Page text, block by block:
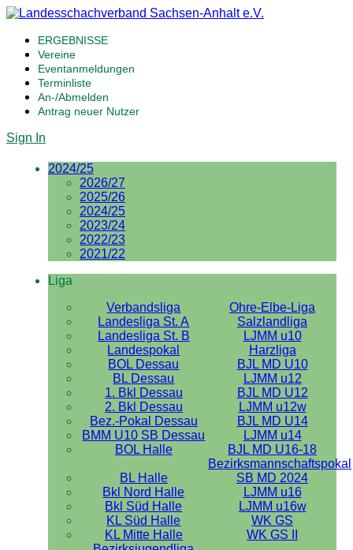
ERGEBNISSE
Vereine
Eventanmeldungen
Terminliste
An-/Abmelden
Antrag neuer Nutzer
Sign In
2024/25
2026/27
2025/26
2024/25
2023/24
2022/23
2021/22
Liga
Verbandsliga
Ohre-Elbe-Liga
Landesliga St. A
Salzlandliga
Landesliga St. B
LJMM u10
Landespokal
Harzliga
BOL Dessau
BJL MD U10
BL Dessau
LJMM u12
1. Bkl Dessau
BJL MD U12
2. Bkl Dessau
LJMM u12w
Bez.-Pokal Dessau
BJL MD U14
BMM U10 SB Dessau
LJMM u14
BOL Halle
BJL MD U16-18
BL Halle
Bezirksmannschaftspokal
SB MD 2024
Bkl Nord Halle
LJMM u16
Bkl Süd Halle
LJMM u16w
KL Süd Halle
WK GS
KL Mitte Halle
WK GS II